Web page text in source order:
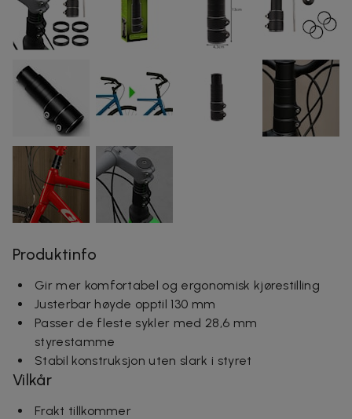
Produktinfo
Gir mer komfortabel og ergonomisk kjørestilling
Justerbar høyde opptil 130 mm
Passer de fleste sykler med 28,6 mm
styrestamme
Stabil konstruksjon uten slark i styret
Vilkår
Frakt tillkommer